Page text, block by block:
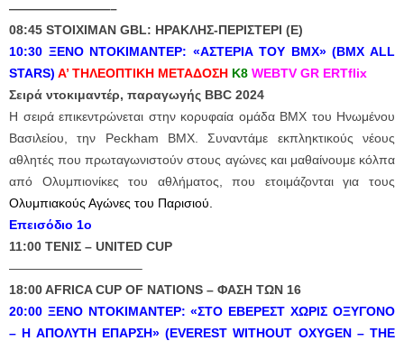
————————–
08:45 STOIXIMAN GBL: ΗΡΑΚΛΗΣ-ΠΕΡΙΣΤΕΡΙ (Ε)
10:30 ΞΕΝΟ ΝΤΟΚΙΜΑΝΤΕΡ: «ΑΣΤΕΡΙΑ ΤΟΥ ΒΜΧ» (BMX ALL
STARS) Α’ ΤΗΛΕΟΠΤΙΚΗ ΜΕΤΑΔΟΣΗ Κ8 WEBTV GR ERTflix
Σειρά ντοκιμαντέρ, παραγωγής BBC 2024
Η σειρά επικεντρώνεται στην κορυφαία ομάδα ΒΜΧ του Ηνωμένου
Βασιλείου, την Peckham BMX. Συναντάμε εκπληκτικούς νέους
αθλητές που πρωταγωνιστούν στους αγώνες και μαθαίνουμε κόλπα
από Ολυμπιονίκες του αθλήματος, που ετοιμάζονται για τους
Ολυμπιακούς Αγώνες του Παρισιού.
Επεισόδιο 1ο
11:00 ΤΕΝΙΣ – UNITED CUP
——————————–
18:00 AFRICA CUP OF NATIONS – ΦΑΣΗ ΤΩΝ 16
20:00 ΞΕΝΟ ΝΤΟΚΙΜΑΝΤΕΡ: «ΣΤΟ ΕΒΕΡΕΣΤ ΧΩΡΙΣ ΟΞΥΓΟΝΟ
– Η ΑΠΟΛΥΤΗ ΕΠΑΡΣΗ» (EVEREST WITHOUT OXYGEN – THE